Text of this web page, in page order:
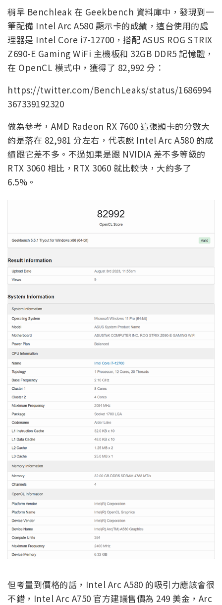
稍早 Benchleak 在 Geekbench 資料庫中，發現到一
筆配備 Intel Arc A580 顯示卡的成績，這台使用的處
理器是 Intel Core i7-12700，搭配 ASUS ROG STRIX
Z690-E Gaming WiFi 主機板和 32GB DDR5 記憶體，
在 OpenCL 模式中，獲得了 82,992 分：
https://twitter.com/BenchLeaks/status/1686994
367339192320
做為參考，AMD Radeon RX 7600 這張顯卡的分數大
約是落在 82,981 分左右，代表說 Intel Arc A580 的成
績跟它差不多。不過如果是跟 NVIDIA 差不多等級的
RTX 3060 相比，RTX 3060 就比較快，大約多了
6.5%。
但考量到價格的話，Intel Arc A580 的吸引力應該會很
不錯，Intel Arc A750 官方建議售價為 249 美金，Arc